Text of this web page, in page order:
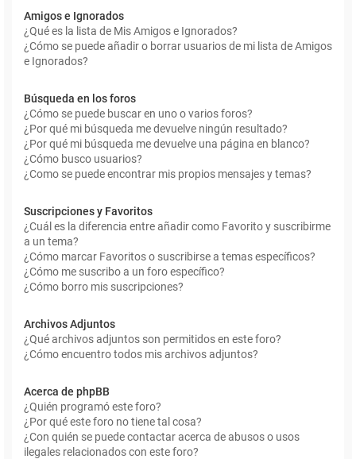
Amigos e Ignorados
¿Qué es la lista de Mis Amigos e Ignorados?
¿Cómo se puede añadir o borrar usuarios de mi lista de Amigos
e Ignorados?
Búsqueda en los foros
¿Cómo se puede buscar en uno o varios foros?
¿Por qué mi búsqueda me devuelve ningún resultado?
¿Por qué mi búsqueda me devuelve una página en blanco?
¿Cómo busco usuarios?
¿Como se puede encontrar mis propios mensajes y temas?
Suscripciones y Favoritos
¿Cuál es la diferencia entre añadir como Favorito y suscribirme
a un tema?
¿Cómo marcar Favoritos o suscribirse a temas específicos?
¿Cómo me suscribo a un foro específico?
¿Cómo borro mis suscripciones?
Archivos Adjuntos
¿Qué archivos adjuntos son permitidos en este foro?
¿Cómo encuentro todos mis archivos adjuntos?
Acerca de phpBB
¿Quién programó este foro?
¿Por qué este foro no tiene tal cosa?
¿Con quién se puede contactar acerca de abusos o usos
ilegales relacionados con este foro?